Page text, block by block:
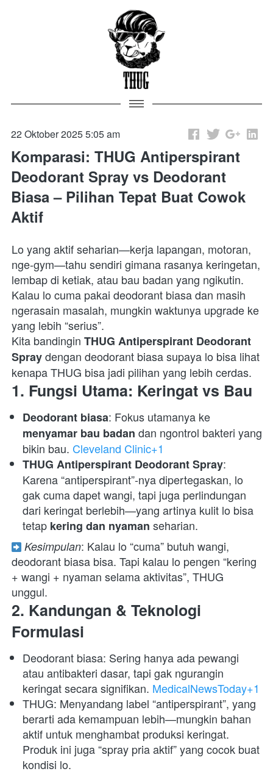
22 Oktober 2025 5:05 am
Komparasi: THUG Antiperspirant
Deodorant Spray vs Deodorant
Biasa – Pilihan Tepat Buat Cowok
Aktif
Lo yang aktif seharian—kerja lapangan, motoran,
nge-gym—tahu sendiri gimana rasanya keringetan,
lembap di ketiak, atau bau badan yang ngikutin.
Kalau lo cuma pakai deodorant biasa dan masih
ngerasain masalah, mungkin waktunya upgrade ke
yang lebih “serius”.
Kita bandingin THUG Antiperspirant Deodorant
Spray dengan deodorant biasa supaya lo bisa lihat
kenapa THUG bisa jadi pilihan yang lebih cerdas.
1. Fungsi Utama: Keringat vs Bau
Deodorant biasa
menyamar bau badan dan ngontrol bakteri yang
bikin bau. Cleveland Clinic+1
THUG Antiperspirant Deodorant Spray:
Karena “antiperspirant”-nya dipertegaskan, lo
gak cuma dapet wangi, tapi juga perlindungan
dari keringat berlebih—yang artinya kulit lo bisa
tetap kering dan nyaman seharian.
Kesimpulan: Kalau lo “cuma” butuh wangi,
deodorant biasa bisa. Tapi kalau lo pengen “kering
+ wangi + nyaman selama aktivitas”, THUG
unggul.
2. Kandungan & Teknologi
Formulasi
Deodorant biasa: Sering hanya ada pewangi
atau antibakteri dasar, tapi gak ngurangin
keringat secara signifikan. MedicalNewsToday+1
THUG: Menyandang label “antiperspirant”, yang
berarti ada kemampuan lebih—mungkin bahan
aktif untuk menghambat produksi keringat.
Produk ini juga “spray pria aktif” yang cocok buat
kondisi lo.